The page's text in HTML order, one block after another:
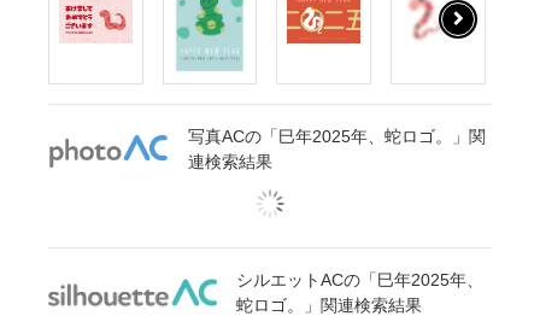
写真ACの「巳年2025年、蛇ロゴ。」関
連検索結果
シルエットACの「巳年2025年、
蛇ロゴ。」関連検索結果